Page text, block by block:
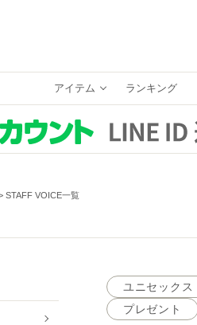
アイテム ランキング
STAFF VOICE一覧
ユニセックス
プレゼント